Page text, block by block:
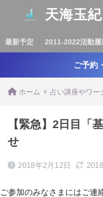
天海玉
最新予定 2011-2022活動履
ご予約
ホーム 占い講座やワー
【緊急】2日目「
せ
2018年2月12日
ご参加のみなさまにはご連